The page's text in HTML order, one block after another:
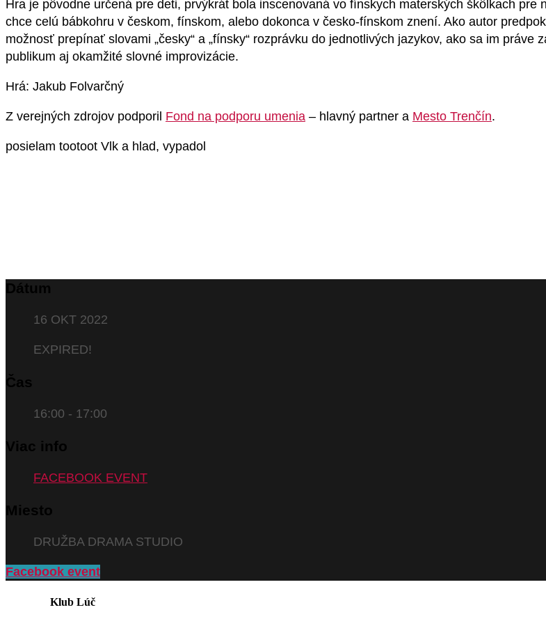
Hra je pôvodne určená pre deti, prvýkrát bola inscenovaná vo fínskych materských škôlkach
chce celú bábkohru v českom, fínskom, alebo dokonca v česko-fínskom znení. Ako autor
možnosť prepínať slovami „česky“ a „fínsky“ rozprávku do jednotlivých jazykov, ako sa im
publikum aj okamžité slovné improvizácie.
Hrá: Jakub Folvarčný
Z verejných zdrojov podporil Fond na podporu umenia – hlavný partner a Mesto Trenčín.
posielam tootoot Vlk a hlad, vypadol
Dátum
16 OKT 2022
EXPIRED!
Čas
16:00 - 17:00
Viac info
FACEBOOK EVENT
Miesto
DRUŽBA DRAMA STUDIO
Facebook event
Klub Lúč